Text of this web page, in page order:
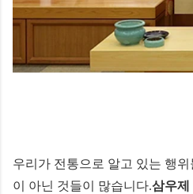
우리가 전통으로 알고 있는 행
이 아닌 것들이 많습니다.삼우제